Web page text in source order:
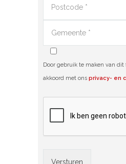
Door gebruik te maken van
akkoord met ons privacy- en